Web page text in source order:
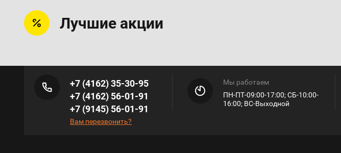
Лучшие акции
+7 (4162) 35-30-95
+7 (4162) 56-01-91
+7 (9145) 56-01-91
Вам перезвонить?
Мы работаем
ПН-ПТ-09:00-17:00; СБ-10:00-
16:00; ВС-Выходной